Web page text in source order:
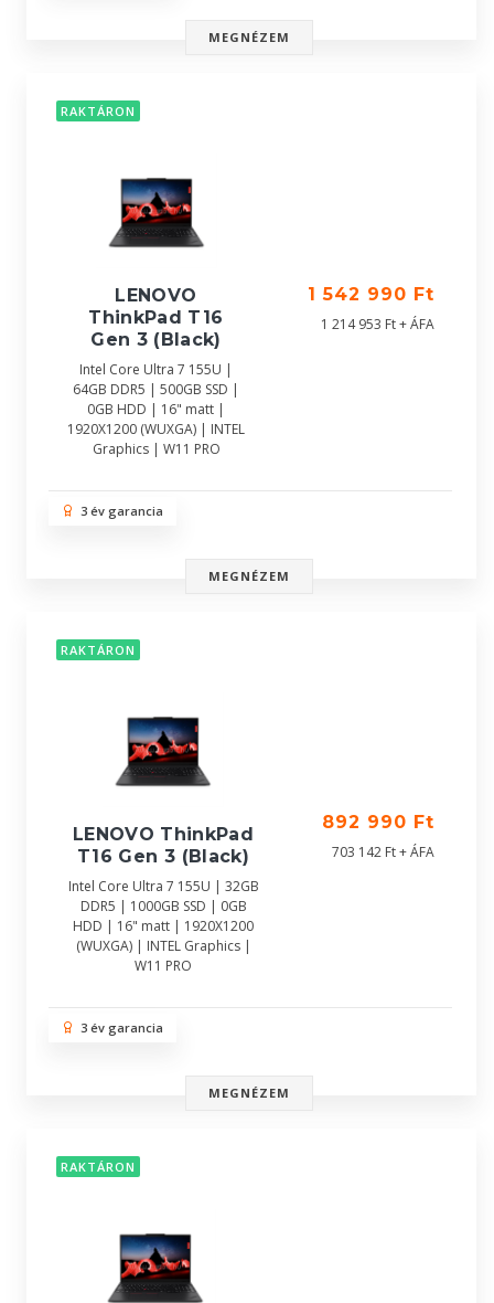
MEGNÉZEM
RAKTÁRON
LENOVO
ThinkPad T16
Gen 3 (Black)
Intel Core Ultra 7 155U |
64GB DDR5 | 500GB SSD |
0GB HDD | 16" matt |
1920X1200 (WUXGA) | INTEL
Graphics | W11 PRO
1 542 990 Ft
1 214 953 Ft + ÁFA
3 év garancia
MEGNÉZEM
RAKTÁRON
LENOVO ThinkPad
T16 Gen 3 (Black)
Intel Core Ultra 7 155U | 32GB
DDR5 | 1000GB SSD | 0GB
HDD | 16" matt | 1920X1200
(WUXGA) | INTEL Graphics |
W11 PRO
892 990 Ft
703 142 Ft + ÁFA
3 év garancia
MEGNÉZEM
RAKTÁRON